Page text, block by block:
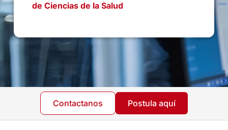
de Ciencias de la Salud
Contactanos Postula aquí